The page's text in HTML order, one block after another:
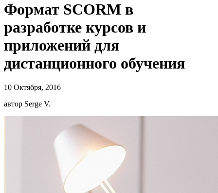
Формат SCORM в
разработке курсов и
приложений для
дистанционного обучения
10 Октября, 2016
автор Serge V.